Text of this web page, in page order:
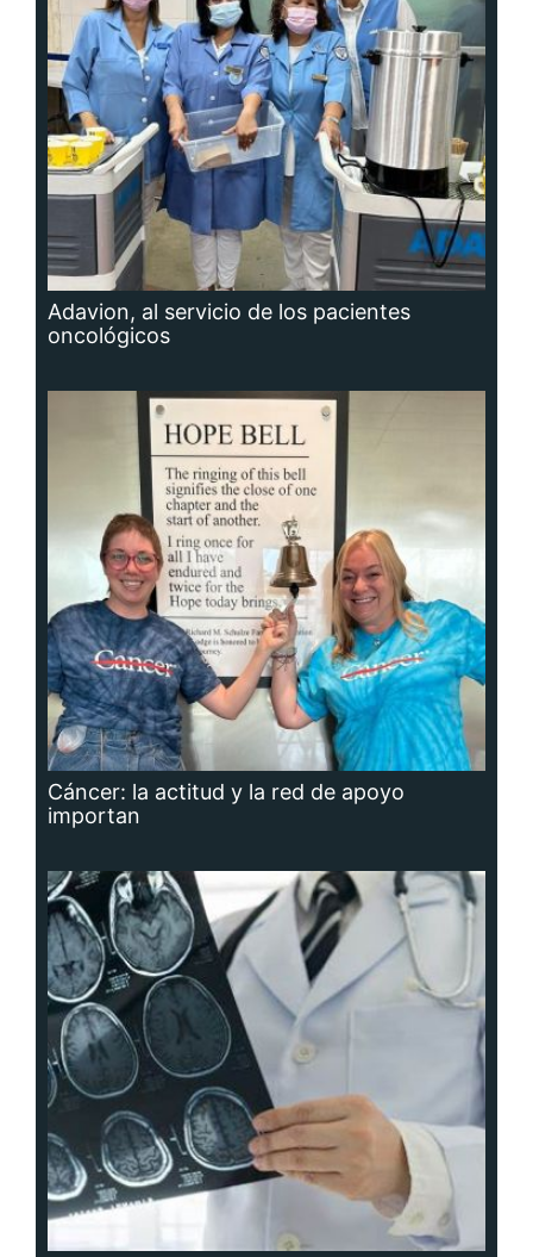
Adavion, al servicio de los pacientes
oncológicos
Cáncer: la actitud y la red de apoyo
importan